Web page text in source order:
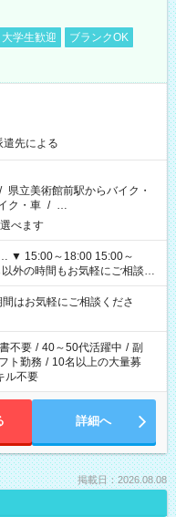
大学生歓迎
ブランクOK
先による
/ 県立美術館前駅からバイク・
ク・車 / …
べます
はお気軽にご相談くださ
不要 / 40～50代活躍中 / 副
ト勤務 / 10名以上の大量募
ル不要
詳細へ
掲載日：2026.08.08